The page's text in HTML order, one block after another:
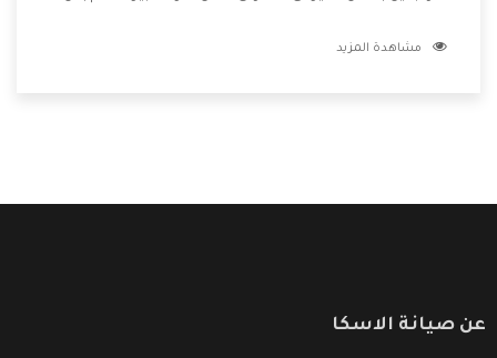
الشركة بها والتى تكون منها خدمة الصيانة التى تكون من أهم
مشاهدة المزيد
عن صيانة الاسكا